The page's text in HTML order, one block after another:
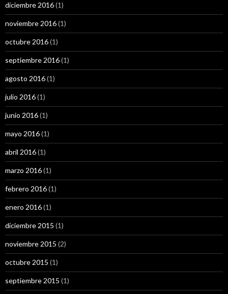
diciembre 2016(1)
noviembre 2016(1)
octubre 2016(1)
septiembre 2016(1)
agosto 2016(1)
julio 2016(1)
junio 2016(1)
mayo 2016(1)
abril 2016(1)
marzo 2016(1)
febrero 2016(1)
enero 2016(1)
diciembre 2015 (1)
noviembre 2015 (2)
octubre 2015 (1)
septiembre 2015 (1)